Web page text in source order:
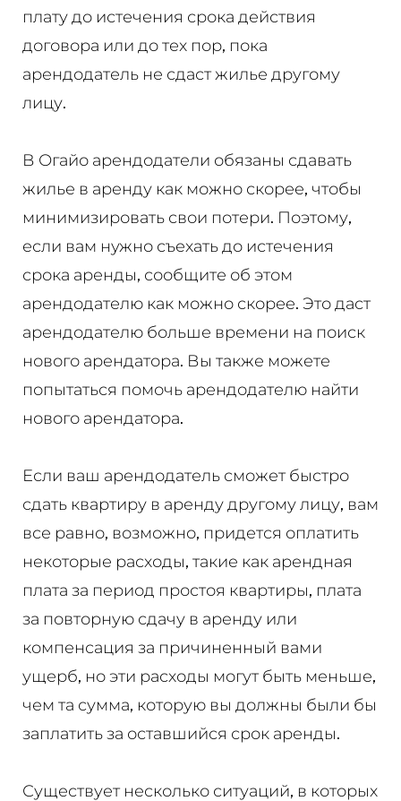
плату до истечения срока действия
договора или до тех пор, пока
арендодатель не сдаст жилье другому
лицу.
В Огайо арендодатели обязаны сдавать
жилье в аренду как можно скорее, чтобы
минимизировать свои потери. Поэтому,
если вам нужно съехать до истечения
срока аренды, сообщите об этом
арендодателю как можно скорее. Это даст
арендодателю больше времени на поиск
нового арендатора. Вы также можете
попытаться помочь арендодателю найти
нового арендатора.
Если ваш арендодатель сможет быстро
сдать квартиру в аренду другому лицу, вам
все равно, возможно, придется оплатить
некоторые расходы, такие как арендная
плата за период простоя квартиры, плата
за повторную сдачу в аренду или
компенсация за причиненный вами
ущерб, но эти расходы могут быть меньше,
чем та сумма, которую вы должны были бы
заплатить за оставшийся срок аренды.
Существует несколько ситуаций, в которых